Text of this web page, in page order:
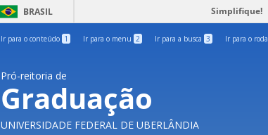
BRASIL Simplifique!
Ir para o conteúdo 1 Ir para o menu 2 Ir para a busca 3 Ir para o
Pró-reitoria de
Graduação
UNIVERSIDADE FEDERAL DE UBERLÂNDIA